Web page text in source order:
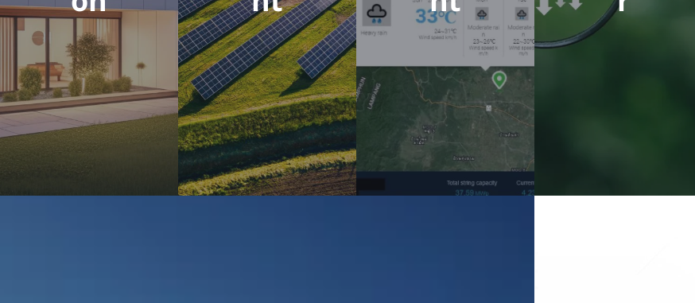
เลือกใหม่ในการ
ลงทุน, ผล
ตอบแทนดี, ลด
ความเสี่ยง, เร่ง
ปฎิกิริยาในการ
พัฒนาโครงการ
โรงไฟฟ้า
พลังงานสะอาด,
เพิ่มสภาพคล่อง
ของธุรกิจโรง
กฎหมาย และรับ
ประกันผลงาน
บริหารโครงการ
โดยกลุ่มผู้
เชี่ยวชาญ
วิชาชีพ ได้แก่
วิศวกร, ที่
ปรึกษาการ
ลงทุน, ที่ปรึกษา
กฎหมาย, ที่
ปรึกษาประกัน
และรับประกัน
ประสิทธิภาพ
ดู